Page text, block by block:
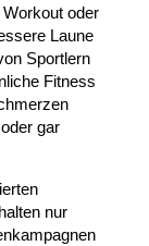
oder
Laune
Sportlern
Fitness
gar
nur